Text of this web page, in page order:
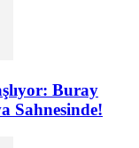
Buray
Sahnesinde!